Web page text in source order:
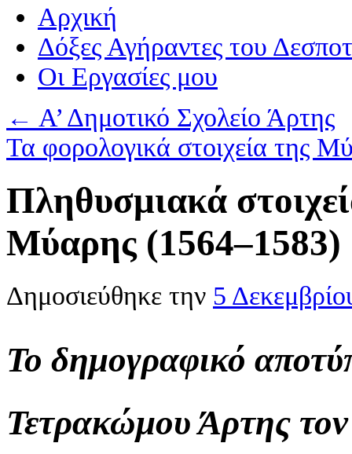
Αρχική
Δόξες Αγήραντες του
Οι Eργασίες μου
← Α’ Δημοτικό Σχολείο Άρτης
Τα φορολογικά στοιχεία της
Πληθυσμιακά
Μύαρης (1564–1583)
Δημοσιεύθηκε την 5
Το δημογραφικό
Τετρακώμου Άρτης